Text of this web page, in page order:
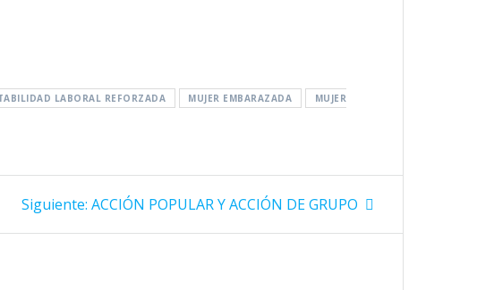
LABORAL REFORZADA MUJER EMBARAZADA
MUJER
Siguiente: Siguiente
ACCIÓN POPULAR Y ACCIÓN DE GRUPO